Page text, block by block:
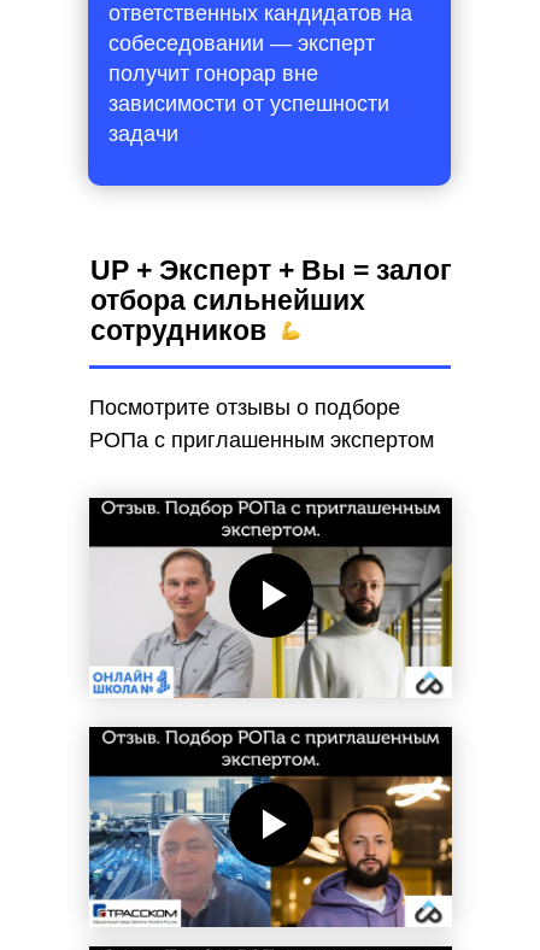
UP + Эксперт + Вы = залог
отбора сильнейших
сотрудников
ответственных кандидатов на
собеседовании — эксперт
получит гонорар вне
зависимости от успешности
задачи
Посмотрите отзывы о подборе
РОПа с приглашенным экспертом